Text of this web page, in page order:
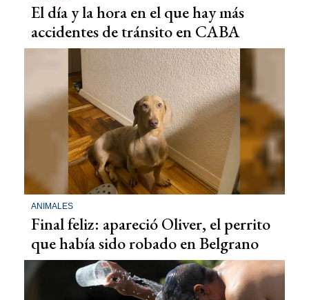
El día y la hora en el que hay más
accidentes de tránsito en CABA
ANIMALES
Final feliz: apareció Oliver, el perrito
que había sido robado en Belgrano